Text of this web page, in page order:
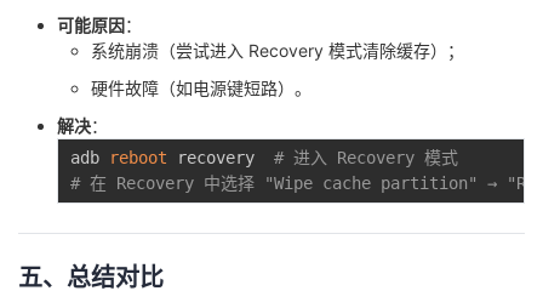
可能原因：
系统崩溃（尝试进入 Recovery 模式清除缓存）；
硬件故障（如电源键短路）。
解决：
adb reboot recovery # 进入 Recovery 模式
# 在 Recovery 中选择 "Wipe cache partition" →
五、总结对比